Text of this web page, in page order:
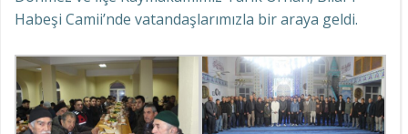
Habeşi Camii’nde vatandaşlarımızla bir araya geldi.